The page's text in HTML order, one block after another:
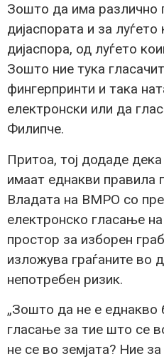
Зошто да има различно
дијаспората и за
дијаспора, од луѓето
Зошто ние тука
фингерпринти и така
електронски или да
Филипче.
Притоа, тој додаде
имаат еднакви правила
Владата на ВМРО со
електронско гласање
простор за изборен
изложува граѓаните во
непотребен ризик.
„Зошто да не е еднакво
гласање за тие што се
не се во земјата? Ние